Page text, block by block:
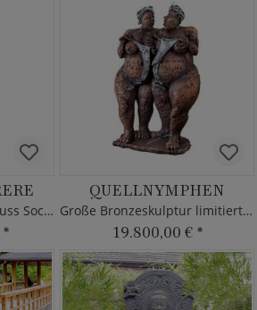
Bronzeengel auf Steinguss Sockel
*
QUELLNYMPHEN
Große Bronzeskulptur limitiert - 2 Frauen
19.800,00 € *